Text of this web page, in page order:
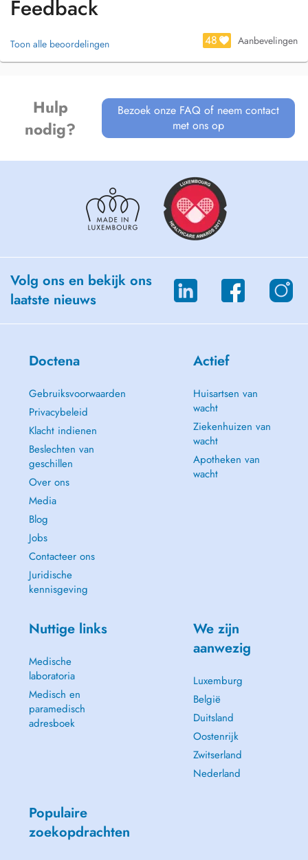
Feedback
Toon alle beoordelingen 48 Aanbevelingen
Hulp
nodig?
Bezoek onze FAQ of neem contact
met ons op
Volg ons en bekijk ons
laatste nieuws
Doctena
Gebruiksvoorwaarden
Privacybeleid
Klacht indienen
Beslechten van
geschillen
Over ons
Media
Blog
Jobs
Contacteer ons
Juridische
kennisgeving
Actief
Huisartsen van
wacht
Ziekenhuizen van
wacht
Apotheken van
wacht
Nuttige links
Medische
laboratoria
Medisch en
paramedisch
adresboek
We zijn
aanwezig
Luxemburg
België
Duitsland
Oostenrijk
Zwitserland
Nederland
Populaire
zoekopdrachten